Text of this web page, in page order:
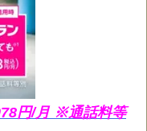
円/月 ※通話料等